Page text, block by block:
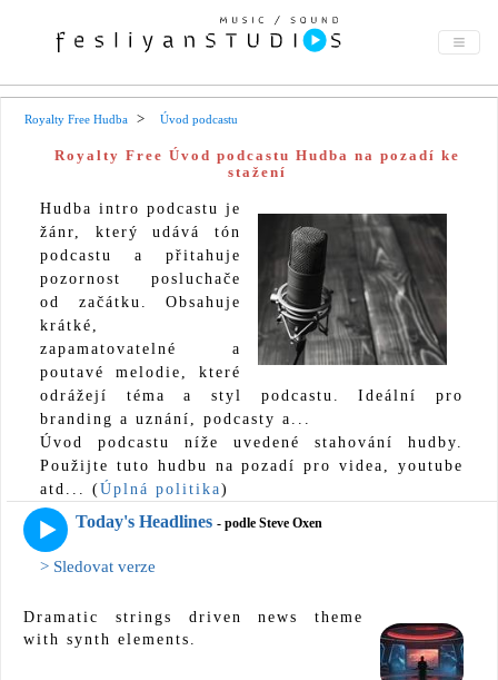
Royalty Free Hudba Úvod podcastu
Royalty Free Úvod podcastu Hudba na pozadí ke
stažení
Hudba intro podcastu je
žánr, který udává tón
podcastu a přitahuje
pozornost posluchače
od začátku. Obsahuje
krátké,
zapamatovatelné a
poutavé melodie, které
odrážejí téma a styl podcastu. Ideální pro
branding a uznání, podcasty a...
Úvod podcastu níže uvedené stahování hudby.
Použijte tuto hudbu na pozadí pro videa, youtube
atd... (Úplná politika)
Today's Headlines - podle Steve Oxen
> Sledovat verze
Dramatic strings driven news theme
with synth elements.